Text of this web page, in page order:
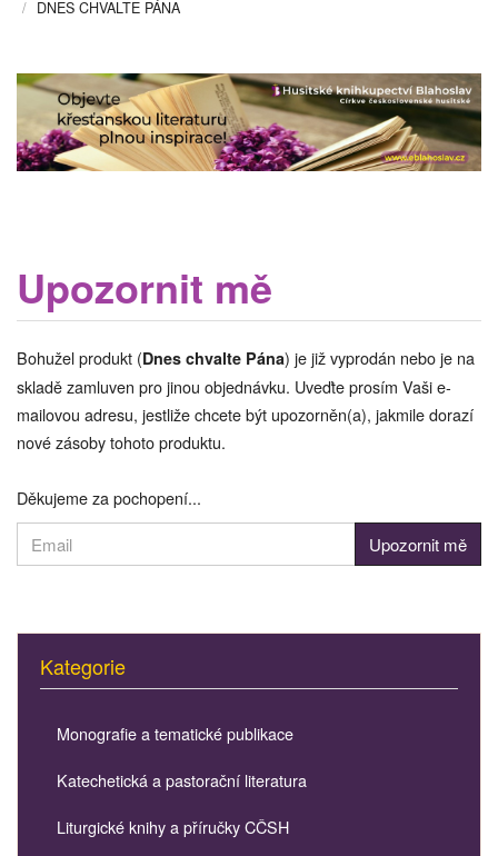
DNES CHVALTE PÁNA
Upozornit mě
Bohužel produkt (Dnes chvalte Pána) je již vyprodán nebo je na
skladě zamluven pro jinou objednávku. Uveďte prosím Vaši e-
mailovou adresu, jestliže chcete být upozorněn(a), jakmile dorazí
nové zásoby tohoto produktu.
Děkujeme za pochopení...
Kategorie
Monografie a tematické publikace
Katechetická a pastorační literatura
Liturgické knihy a příručky CČSH